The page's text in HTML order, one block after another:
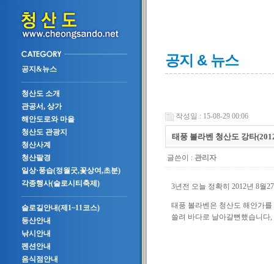
공지&뉴스
청산도 소개
관공서, 상가
해안도로와 마을
청산도 관광지
청산사계
청산팔경
일상·풍습(정월굿,꽃상여,초분)
각종행사(슬로시티축제)
슬로길안내(제1~11코스)
등산안내
낚시안내
펜션안내
음식점안내
공지 & 뉴스
작성일 : 15-08-29 00:06
태풍 볼라벤 청산도 강타
글쓴이 : 관리자
3년전 오늘 정확히 2012년 8월
태풍 볼라벤은 청산도 해안가
쓸려 바다로 날아갈뻔했습니